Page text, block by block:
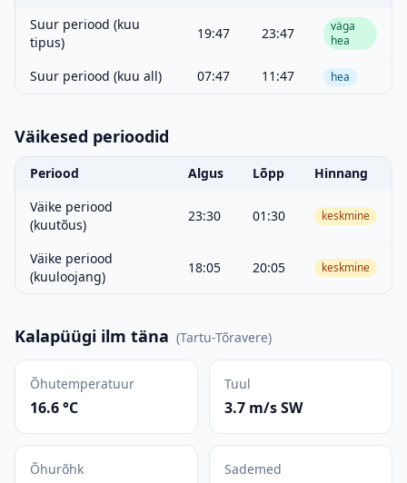
Suur periood (kuu
tipus)
19:47 23:47
väga
hea
Suur periood (kuu all) 07:47 11:47 hea
Väikesed perioodid
Periood Algus Lõpp
Hinnang
Väike periood
(kuutõus)
23:30 01:30 keskmine
Väike periood
(kuuloojang)
18:05 20:05 keskmine
Kalapüügi ilm täna (Tartu-Tõravere)
Õhutemperatuur
16.6 °C
Tuul
3.7 m/s SW
Õhurõhk Sademed